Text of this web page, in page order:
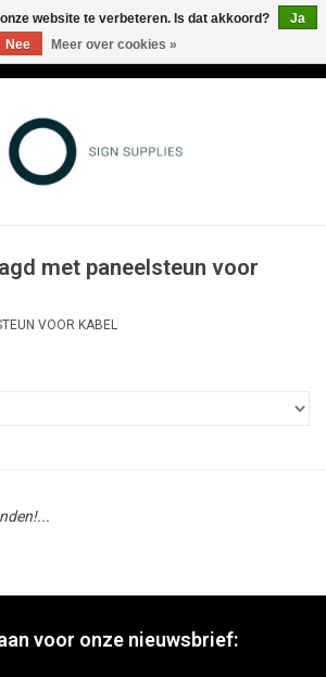
63
met paneelsteun voor
VOOR KABEL
voor onze nieuwsbrief:
website te verbeteren. Is dat akkoord?
Ja
Nee
Meer over cookies »